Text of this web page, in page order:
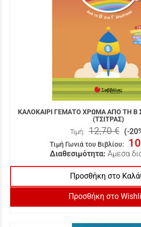
ΚΑΛΟΚΑΙΡΙ ΓΕΜΑΤΟ ΧΡΩΜΑ ΑΠΟ ΤΗ Β
(ΤΣΙΤΡΑΣ)
Τιμή: 12,70 € (-
Τιμή Γωνιά του Βιβλίου:
Διαθεσιμότητα: Άμεσα
Προσθήκη στο
Προσθήκη στο